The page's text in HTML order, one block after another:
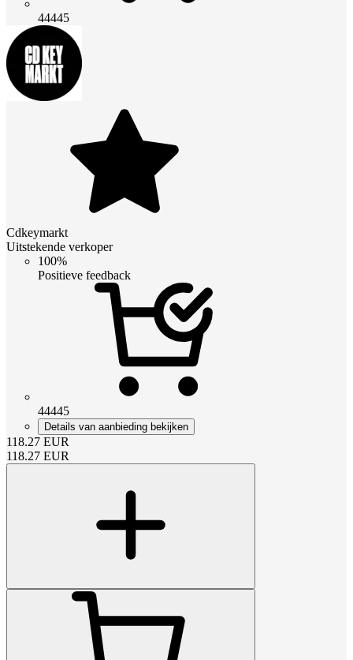
44445
Cdkeymarkt
Uitstekende verkoper
100%
Positieve feedback
44445
Details van aanbieding bekijken
118.27 EUR
118.27 EUR